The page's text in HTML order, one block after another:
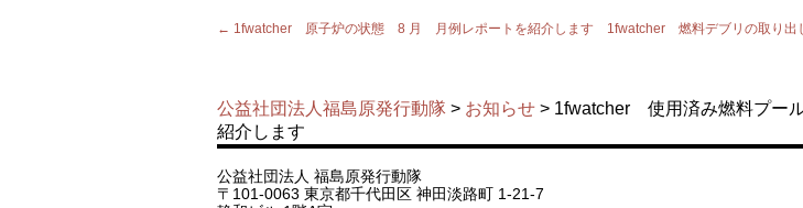
← 1fwatcher 原子炉の状態 8 月 月例レポートを紹介します
1fwatcher 燃料デブリの取り
公益社団法人福島原発行動隊 > お知らせ > 1fwatcher 使用済み燃料プー
紹介します
公益社団法人 福島原発行動隊
〒101-0063 東京都千代田区 神田淡路町 1-21-7